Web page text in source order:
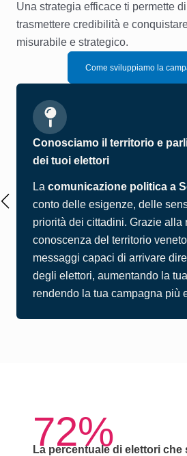
Una strategia efficace ti permette
trasmettere credibilità e
misurabile e strategico.
Come sviluppiamo la
Conosciamo il territorio e
dei tuoi elettori
La comunicazione politica a
conto delle esigenze, delle
priorità dei cittadini. Grazie alla
conoscenza del territorio
messaggi capaci di arrivare
degli elettori, aumentando la
rendendo la tua campagna più
72%
La percentuale di elettori che